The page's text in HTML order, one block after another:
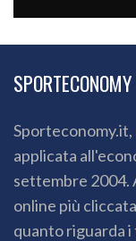
SPORTECONOMY
applicata
settembre 2004.
online più
quanto riguarda